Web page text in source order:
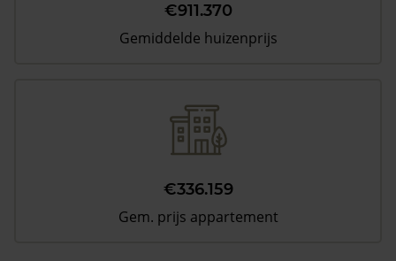
€911.370
Gemiddelde huizenprijs
€336.159
Gem. prijs appartement